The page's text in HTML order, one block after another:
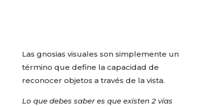
Las gnosias visuales son simplemente un
término que define la capacidad de
reconocer objetos a través de la vista.
Lo que debes saber es que existen 2 vías